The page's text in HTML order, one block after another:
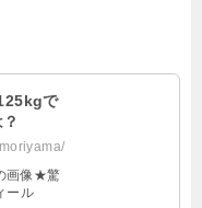
で
画像★驚
ール